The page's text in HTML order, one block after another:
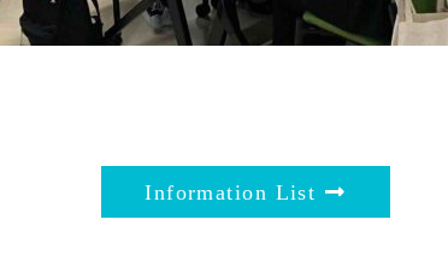
Information List